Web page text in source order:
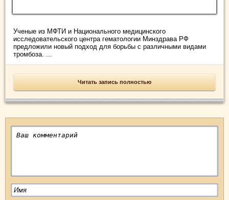
Ученые из МФТИ и Национального медицинского
исследовательского центра гематологии Минздрава РФ
предложили новый подход для борьбы с различными видами
тромбоза. ...
Читать запись полностью